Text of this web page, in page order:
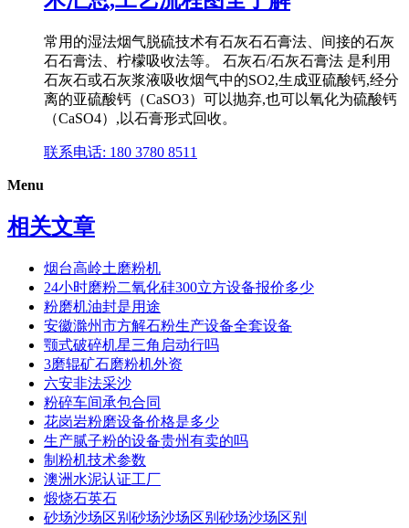
常用的湿法烟气脱硫技术有石灰石石膏法、间接的石灰
石石膏法、柠檬吸收法等。 石灰石/石灰石膏法 是利用
石灰石或石灰浆液吸收烟气中的SO2,生成亚硫酸钙,经分
离的亚硫酸钙（CaSO3）可以抛弃,也可以氧化为硫酸钙
（CaSO4）,以石膏形式回收。
联系电话: 180 3780 8511
Menu
相关文章
烟台高岭土磨粉机
24小时磨粉二氧化硅300立方设备报价多少
粉磨机油封是用途
安徽滁州市方解石粉生产设备全套设备
颚式破碎机星三角启动行吗
3磨辊矿石磨粉机外资
六安非法采沙
粉碎车间承包合同
花岗岩粉磨设备价格是多少
生产腻子粉的设备贵州有卖的吗
制粉机技术参数
澳洲水泥认证工厂
煅烧石英石
砂场沙场区别砂场沙场区别砂场沙场区别